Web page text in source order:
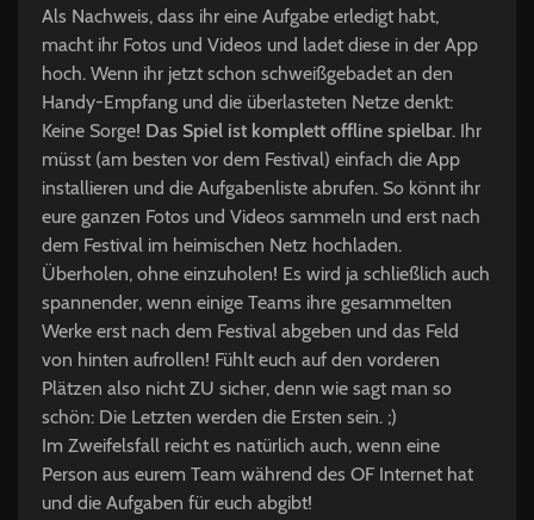
Als Nachweis, dass ihr eine Aufgabe erledigt habt,
macht ihr Fotos und Videos und ladet diese in der App
hoch. Wenn ihr jetzt schon schweißgebadet an den
Handy-Empfang und die überlasteten Netze denkt:
Keine Sorge! Das Spiel ist komplett offline spielbar. Ihr
müsst (am besten vor dem Festival) einfach die App
installieren und die Aufgabenliste abrufen. So könnt ihr
eure ganzen Fotos und Videos sammeln und erst nach
dem Festival im heimischen Netz hochladen.
Überholen, ohne einzuholen! Es wird ja schließlich auch
spannender, wenn einige Teams ihre gesammelten
Werke erst nach dem Festival abgeben und das Feld
von hinten aufrollen! Fühlt euch auf den vorderen
Plätzen also nicht ZU sicher, denn wie sagt man so
schön: Die Letzten werden die Ersten sein. ;)
Im Zweifelsfall reicht es natürlich auch, wenn eine
Person aus eurem Team während des OF Internet hat
und die Aufgaben für euch abgibt!